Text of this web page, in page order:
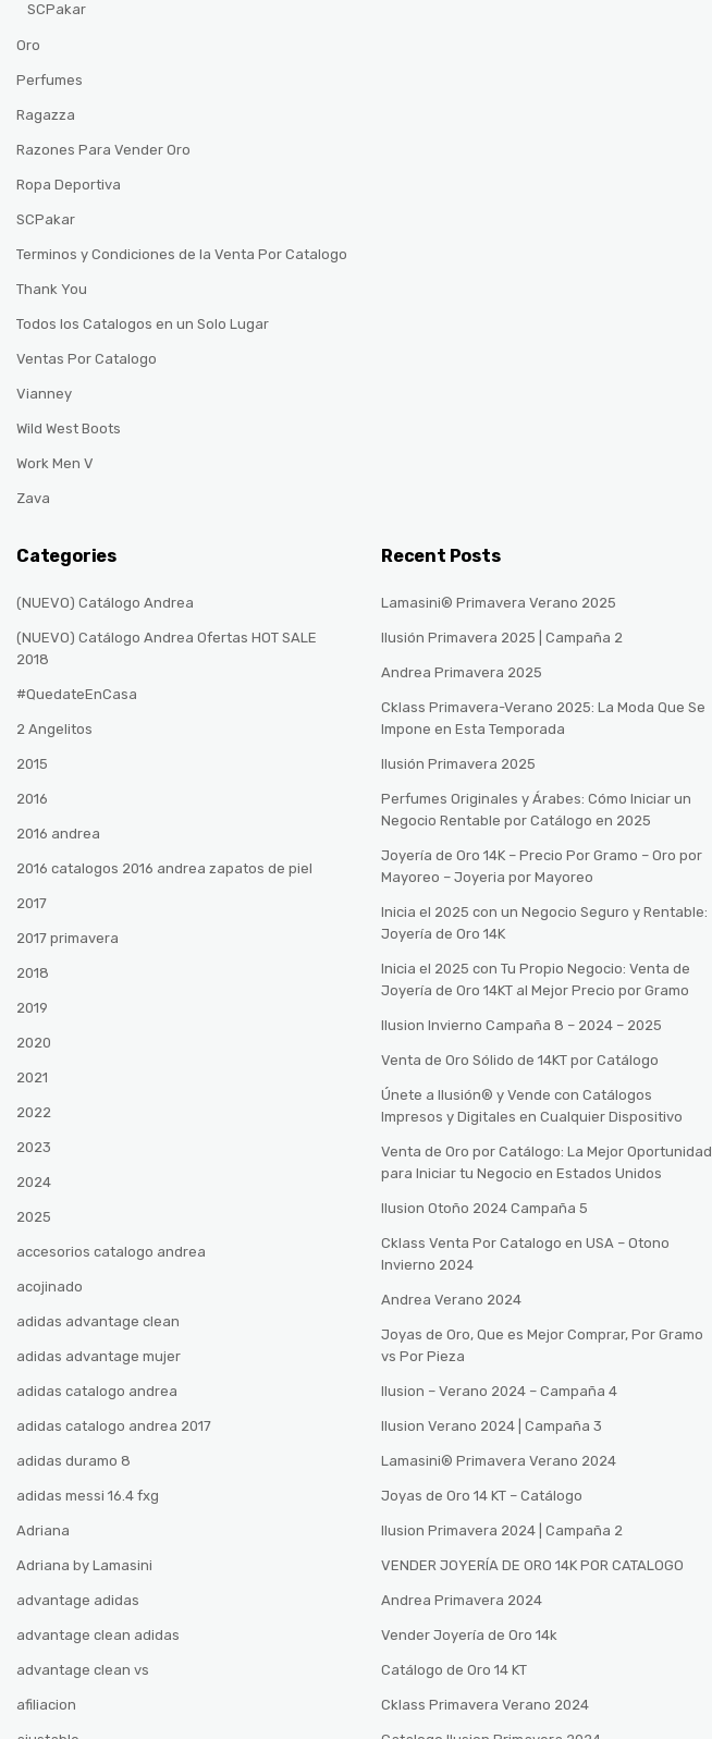
SCPakar
Oro
Perfumes
Ragazza
Razones Para Vender Oro
Ropa Deportiva
SCPakar
Terminos y Condiciones de la Venta Por Catalogo
Thank You
Todos los Catalogos en un Solo Lugar
Ventas Por Catalogo
Vianney
Wild West Boots
Work Men V
Zava
Categories
(NUEVO) Catálogo Andrea
(NUEVO) Catálogo Andrea Ofertas HOT SALE
2018
#QuedateEnCasa
2 Angelitos
2015
2016
2016 andrea
2016 catalogos 2016 andrea zapatos de piel
2017
2017 primavera
2018
2019
2020
2021
2022
2023
2024
2025
accesorios catalogo andrea
acojinado
adidas advantage clean
adidas advantage mujer
adidas catalogo andrea
adidas catalogo andrea 2017
adidas duramo 8
adidas messi 16.4 fxg
Adriana
Adriana by Lamasini
advantage adidas
advantage clean adidas
advantage clean vs
afiliacion
Recent Posts
Lamasini® Primavera Verano 2025
Ilusión Primavera 2025 | Campaña 2
Andrea Primavera 2025
Cklass Primavera-Verano 2025: La Moda Que Se
Impone en Esta Temporada
Ilusión Primavera 2025
Perfumes Originales y Árabes: Cómo Iniciar un
Negocio Rentable por Catálogo en 2025
Joyería de Oro 14K – Precio Por Gramo – Oro por
Mayoreo – Joyeria por Mayoreo
Inicia el 2025 con un Negocio Seguro y Rentable:
Joyería de Oro 14K
Inicia el 2025 con Tu Propio Negocio: Venta de
Joyería de Oro 14KT al Mejor Precio por Gramo
Ilusion Invierno Campaña 8 – 2024 – 2025
Venta de Oro Sólido de 14KT por Catálogo
Únete a Ilusión® y Vende con Catálogos
Impresos y Digitales en Cualquier Dispositivo
Venta de Oro por Catálogo: La Mejor Oportunidad
para Iniciar tu Negocio en Estados Unidos
Ilusion Otoño 2024 Campaña 5
Cklass Venta Por Catalogo en USA – Otono
Invierno 2024
Andrea Verano 2024
Joyas de Oro, Que es Mejor Comprar, Por Gramo
vs Por Pieza
Ilusion – Verano 2024 – Campaña 4
Ilusion Verano 2024 | Campaña 3
Lamasini®️ Primavera Verano 2024
Joyas de Oro 14 KT – Catálogo
Ilusion Primavera 2024 | Campaña 2
VENDER JOYERÍA DE ORO 14K POR CATALOGO
Andrea Primavera 2024
Vender Joyería de Oro 14k
Catálogo de Oro 14 KT
Cklass Primavera Verano 2024